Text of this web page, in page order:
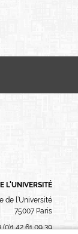
L'UNIVERSITÉ
de l’Université
75007 Paris
(0)1 42 61 09 39